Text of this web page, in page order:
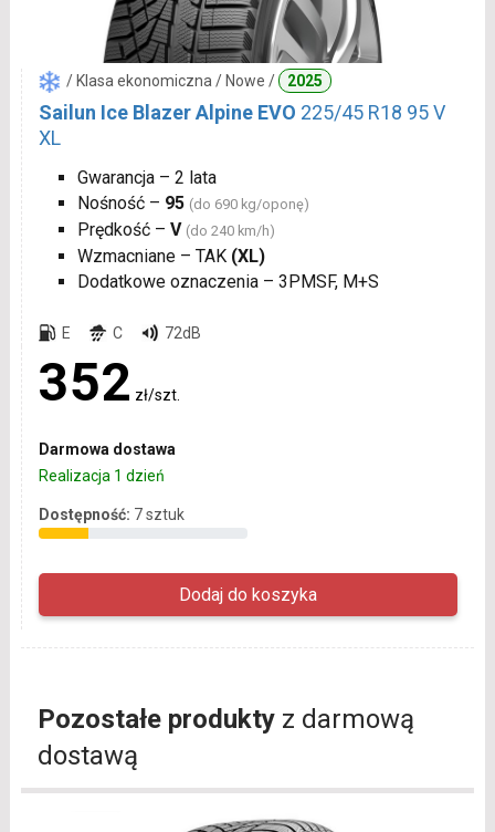
/ Klasa ekonomiczna / Nowe / 2025
Sailun Ice Blazer Alpine EVO 225/45 R18 95 V
XL
Gwarancja – 2 lata
Nośność – 95 (do 690 kg/oponę)
Prędkość – V (do 240 km/h)
Wzmacniane – TAK (XL)
Dodatkowe oznaczenia – 3PMSF, M+S
E C 72dB
352 zł/szt.
Darmowa dostawa
Realizacja 1 dzień
Dostępność: 7 sztuk
Pozostałe produktyz darmową
dostawą